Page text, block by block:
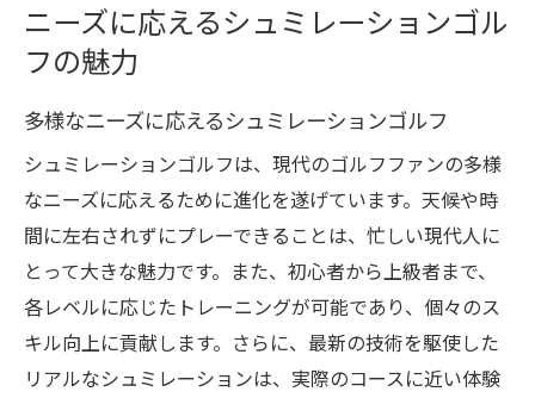
ニーズに応えるシュミレーションゴル
フの魅力
多様なニーズに応えるシュミレーションゴルフ
シュミレーションゴルフは、現代のゴルフファンの多様
なニーズに応えるために進化を遂げています。天候や時
間に左右されずにプレーできることは、忙しい現代人に
とって大きな魅力です。また、初心者から上級者まで、
各レベルに応じたトレーニングが可能であり、個々のス
キル向上に貢献します。さらに、最新の技術を駆使した
リアルなシュミレーションは、実際のコースに近い体験